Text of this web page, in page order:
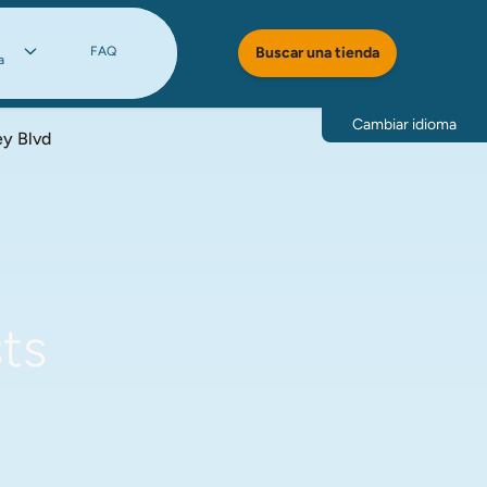
FAQ Buscar una tienda
Cambiar idioma
Blvd